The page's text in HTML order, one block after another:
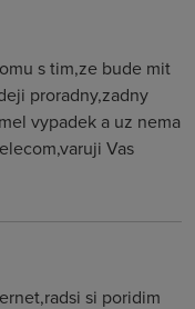
s tim,ze bude mit
proradny,zadny
vypadek a uz nema
Vas
si poridim